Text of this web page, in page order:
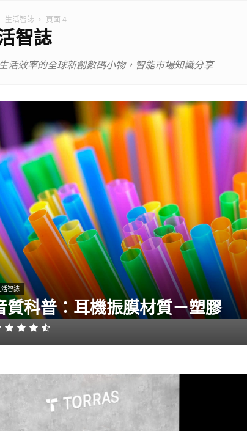
生活智誌 頁面 4
智誌
活效率的全球新創數碼小物，智能市場知識分享
活智誌
質科普：耳機振膜材質－塑膠